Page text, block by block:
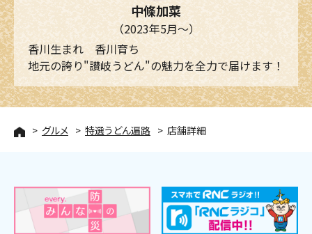
中條加菜
（2023年5月～）
香川生まれ 香川育ち
地元の誇り"讃岐うどん"の魅力を全力で届けます！
グルメ 特選うどん遍路 店舗詳細